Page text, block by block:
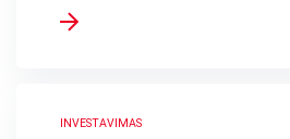
INVESTAVIMAS